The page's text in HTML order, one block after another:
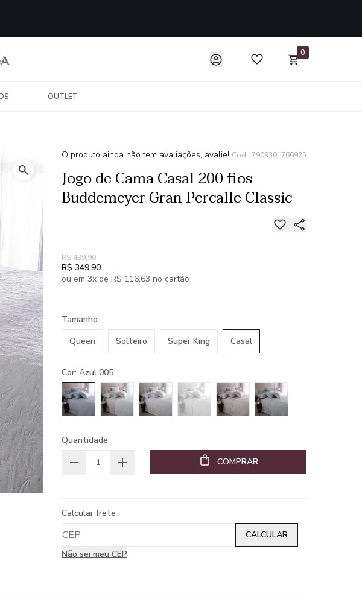
0
OUTLET
O produto ainda não tem avaliações, avalie! Cod.: 7909301766925
Jogo de Cama Casal 200 fios
Buddemeyer Gran Percalle Classic
R$ 439,90
R$ 349,90
ou em 3x de R$ 116,63 no cartão
Tamanho
Queen
Solteiro Super King Casal
Cor: Azul 005
Quantidade
COMPRAR
Calcular frete
Não sei meu CEP